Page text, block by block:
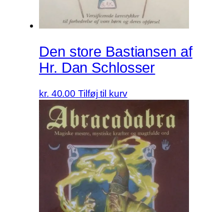
Den store Bastiansen af
Hr. Dan Schlosser
kr. 40.00 Tilføj til kurv